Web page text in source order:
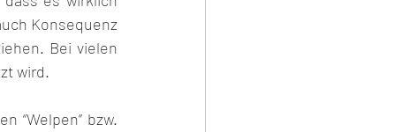
Konsequenz
Bei vielen
wird.
“Welpen” bzw.